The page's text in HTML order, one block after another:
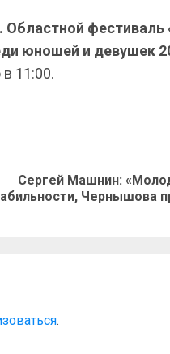
фестиваль
юношей и девушек
11:00.
Сергей Машнин:
Чернышова
.